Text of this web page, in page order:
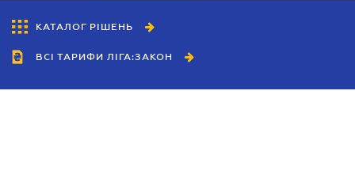
КАТАЛОГ РІШЕНЬ
ВСІ ТАРИФИ ЛІГА:ЗАКОН